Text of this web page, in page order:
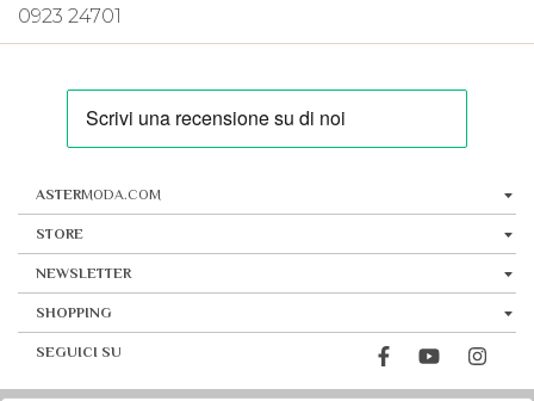
0923 24701
ASTERMODA.COM
STORE
NEWSLETTER
SHOPPING
SEGUICI SU